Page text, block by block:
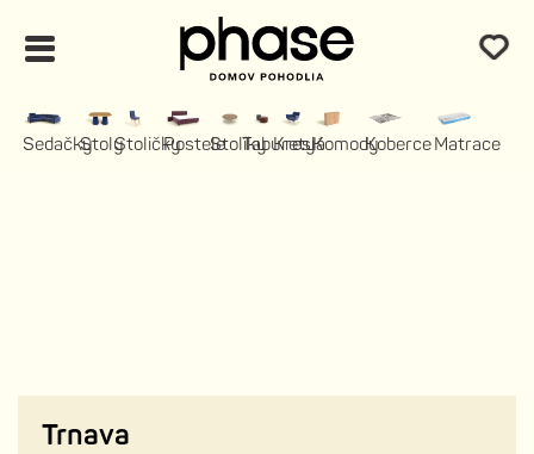
SedačkyStolyStoličkyPosteleStolíkyTaburety
KresláKomodyKoberceMatrace
Trnava